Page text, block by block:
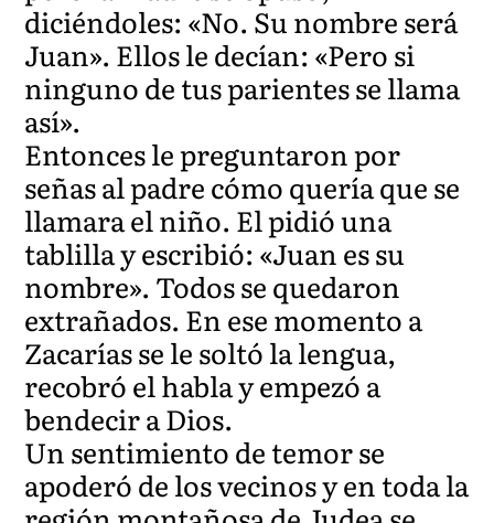
diciéndoles: «No. Su nombre será
Juan». Ellos le decían: «Pero si
ninguno de tus parientes se llama
así».
Entonces le preguntaron por
señas al padre cómo quería que se
llamara el niño. El pidió una
tablilla y escribió: «Juan es su
nombre». Todos se quedaron
extrañados. En ese momento a
Zacarías se le soltó la lengua,
recobró el habla y empezó a
bendecir a Dios.
Un sentimiento de temor se
apoderó de los vecinos y en toda la